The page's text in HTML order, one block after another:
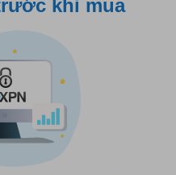
khi mua